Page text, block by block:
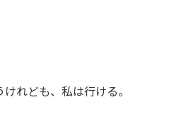
れども、私は行ける。